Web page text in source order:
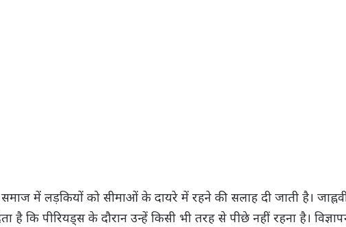
समाज में लड़कियों को सीमाओं के दायरे में रहने की सलाह दी जाती है।
कि पीरियड्स के दौरान उन्हें किसी भी तरह से पीछे नहीं रहना है।